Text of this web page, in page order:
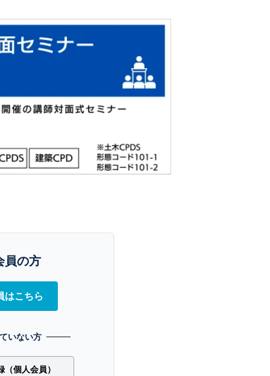
員の方
はこちら
いない方
個人会員）